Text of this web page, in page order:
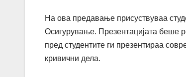
На ова предавање присуствуваа
Осигурување. Презентацијата беше
пред студентите ги презентираа
кривични дела.